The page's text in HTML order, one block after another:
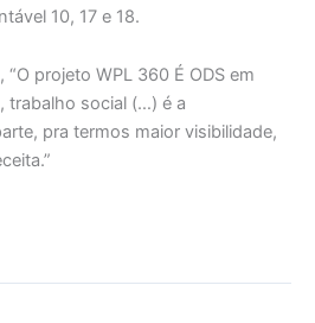
10, 17 e 18.
projeto WPL 360 É ODS em
trabalho social (…) é a
pra termos maior visibilidade,